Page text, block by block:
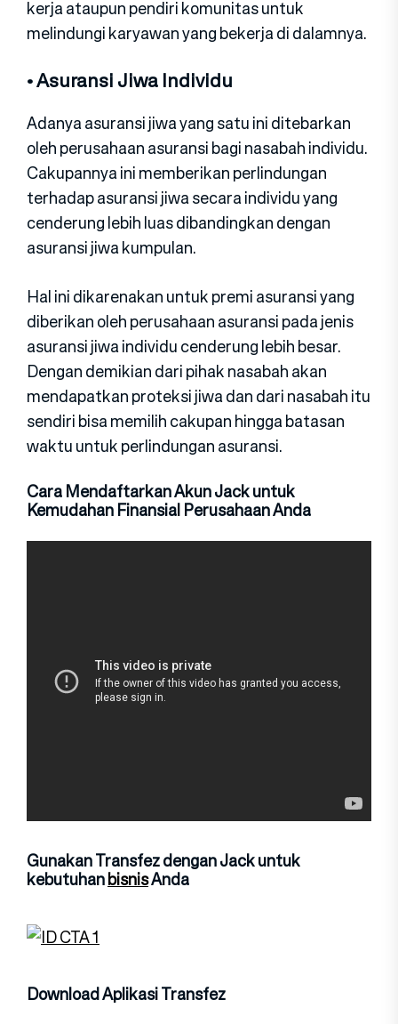
kerja ataupun pendiri komunitas untuk
melindungi karyawan yang bekerja di dalamnya.
• Asuransi Jiwa Individu
Adanya asuransi jiwa yang satu ini ditebarkan
oleh perusahaan asuransi bagi nasabah individu.
Cakupannya ini memberikan perlindungan
terhadap asuransi jiwa secara individu yang
cenderung lebih luas dibandingkan dengan
asuransi jiwa kumpulan.
Hal ini dikarenakan untuk premi asuransi yang
diberikan oleh perusahaan asuransi pada jenis
asuransi jiwa individu cenderung lebih besar.
Dengan demikian dari pihak nasabah akan
mendapatkan proteksi jiwa dan dari nasabah itu
sendiri bisa memilih cakupan hingga batasan
waktu untuk perlindungan asuransi.
Cara Mendaftarkan Akun Jack untuk
Kemudahan Finansial Perusahaan Anda
Gunakan Transfez dengan Jack untuk
kebutuhanbisnisAnda
Download Aplikasi Transfez